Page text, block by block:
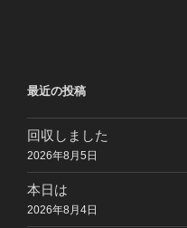
最近の投稿
回収しました
2026年8月5日
本日は
2026年8月4日